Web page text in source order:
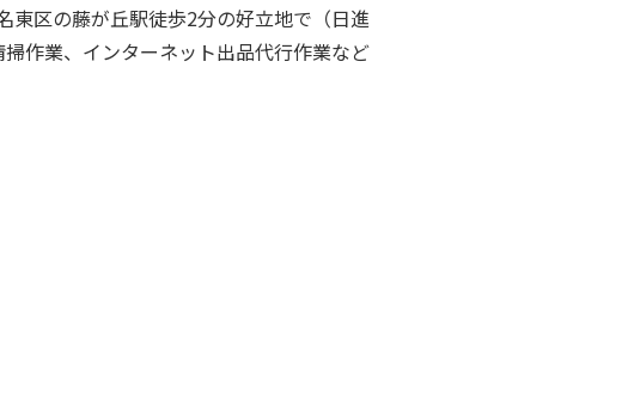
東区の藤が丘駅徒歩2分の好立地で（日進
作業、インターネット出品代行作業など